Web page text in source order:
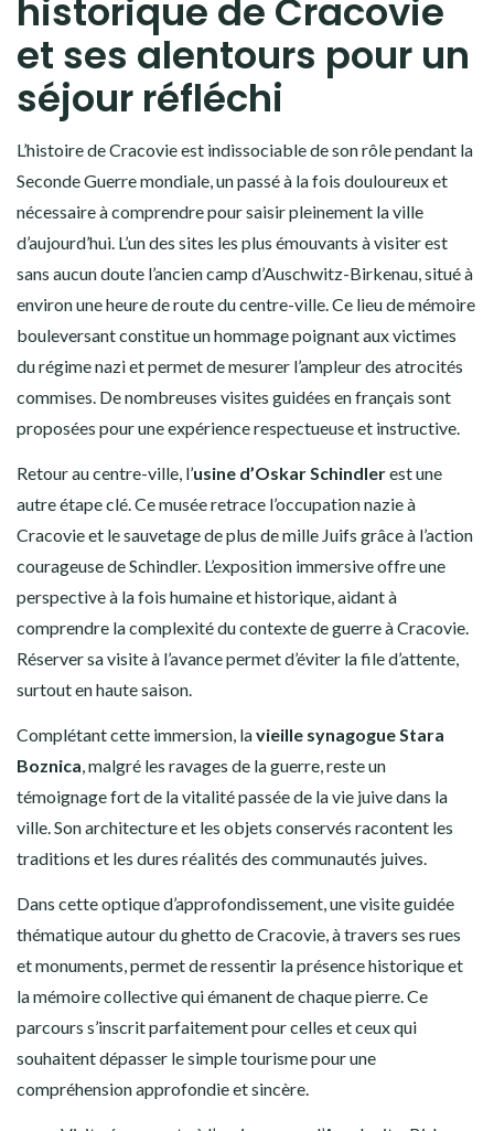
historique de Cracovie
et ses alentours pour un
séjour réfléchi
L’histoire de Cracovie est indissociable de son rôle pendant la
Seconde Guerre mondiale, un passé à la fois douloureux et
nécessaire à comprendre pour saisir pleinement la ville
d’aujourd’hui. L’un des sites les plus émouvants à visiter est
sans aucun doute l’ancien camp d’Auschwitz-Birkenau, situé à
environ une heure de route du centre-ville. Ce lieu de mémoire
bouleversant constitue un hommage poignant aux victimes
du régime nazi et permet de mesurer l’ampleur des atrocités
commises. De nombreuses visites guidées en français sont
proposées pour une expérience respectueuse et instructive.
Retour au centre-ville, l’usine d’Oskar Schindlerest une
autre étape clé. Ce musée retrace l’occupation nazie à
Cracovie et le sauvetage de plus de mille Juifs grâce à l’action
courageuse de Schindler. L’exposition immersive offre une
perspective à la fois humaine et historique, aidant à
comprendre la complexité du contexte de guerre à Cracovie.
Réserver sa visite à l’avance permet d’éviter la file d’attente,
surtout en haute saison.
Complétant cette immersion, lavieille synagogue Stara
Boznica , malgré les ravages de la guerre, reste un
témoignage fort de la vitalité passée de la vie juive dans la
ville. Son architecture et les objets conservés racontent les
traditions et les dures réalités des communautés juives.
Dans cette optique d’approfondissement, une visite guidée
thématique autour du ghetto de Cracovie, à travers ses rues
et monuments, permet de ressentir la présence historique et
la mémoire collective qui émanent de chaque pierre. Ce
parcours s’inscrit parfaitement pour celles et ceux qui
souhaitent dépasser le simple tourisme pour une
compréhension approfondie et sincère.